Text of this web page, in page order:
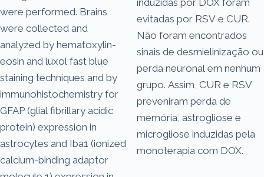
were performed. Brains
were collected and
analyzed by hematoxylin-
eosin and luxol fast blue
staining techniques and by
immunohistochemistry for
GFAP (glial fibrillary acidic
protein) expression in
astrocytes and Iba1 (ionized
calcium-binding adaptor
evitadas por RSV e CUR.
Não foram encontrados
sinais de desmielinização ou
perda neuronal em nenhum
grupo. Assim, CUR e RSV
preveniram perda de
memória, astrogliose e
microgliose induzidas pela
monoterapia com DOX.